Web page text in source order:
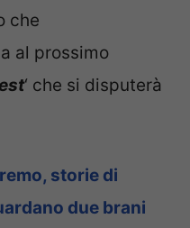
che
al prossimo
‘ che si disputerà
storie di
due brani